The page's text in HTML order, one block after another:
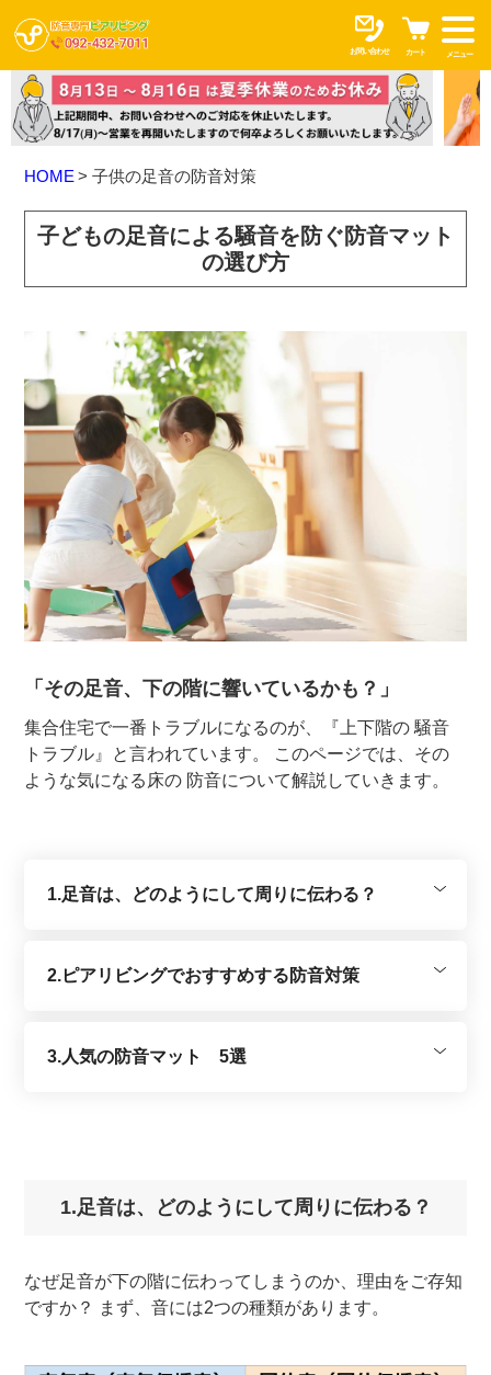
お問い合わせ カート メニュー
HOME 子供の足音の防音対策
子どもの足音による騒音を防ぐ防音マット
の選び方
「その足音、下の階に響いているかも？」
集合住宅で一番トラブルになるのが、『上下階の 騒音
トラブル』と言われています。 このページでは、その
ような気になる床の 防音について解説していきます。
1.足音は、どのようにして周りに伝わる？
2.ピアリビングでおすすめする防音対策
3.人気の防音マット 5選
1.足音は、どのようにして周りに伝わる？
なぜ足音が下の階に伝わってしまうのか、理由をご存知
ですか？ まず、音には2つの種類があります。